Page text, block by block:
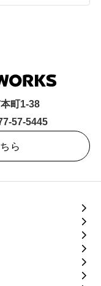
町1-38
57-5445
ら